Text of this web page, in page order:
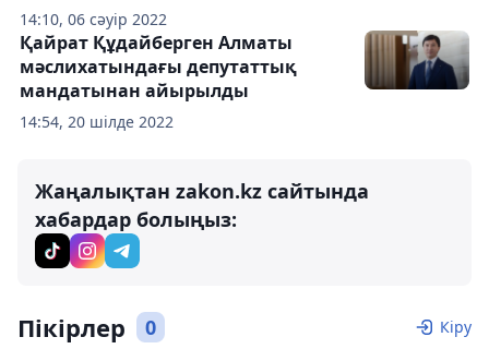
14:10, 06 сәуір 2022
14:54, 20 шілде 2022
Қайрат Құдайберген Алматы
мәслихатындағы депутаттық
мандатынан айырылды
Жаңалықтан zakon.kz сайтында
хабардар болыңыз:
Пікірлер 0 Кіру